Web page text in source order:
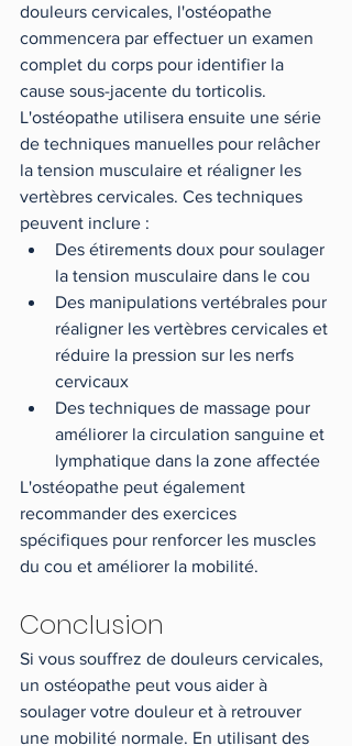
douleurs cervicales, l'ostéopathe
commencera par effectuer un examen
complet du corps pour identifier la
cause sous-jacente du torticolis.
L'ostéopathe utilisera ensuite une série
de techniques manuelles pour relâcher
la tension musculaire et réaligner les
vertèbres cervicales. Ces techniques
peuvent inclure :
Des étirements doux pour soulager
la tension musculaire dans le cou
Des manipulations vertébrales pour
réaligner les vertèbres cervicales et
réduire la pression sur les nerfs
cervicaux
Des techniques de massage pour
améliorer la circulation sanguine et
lymphatique dans la zone affectée
L'ostéopathe peut également
recommander des exercices
spécifiques pour renforcer les muscles
du cou et améliorer la mobilité.
Conclusion
Si vous souffrez de douleurs cervicales,
un ostéopathe peut vous aider à
soulager votre douleur et à retrouver
une mobilité normale. En utilisant des